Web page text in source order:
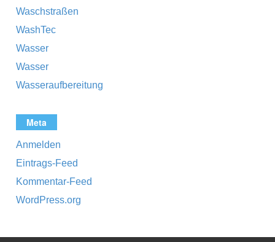
Waschstraßen
WashTec
Wasser
Wasser
Wasseraufbereitung
Meta
Anmelden
Eintrags-Feed
Kommentar-Feed
WordPress.org